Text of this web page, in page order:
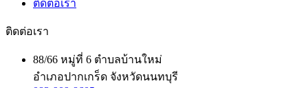
ติดต่อเรา
ติดต่อเรา
88/66 หมู่ที่ 6 ตำบลบ้านใหม่
อำเภอปากเกร็ด จังหวัดนนทบุรี